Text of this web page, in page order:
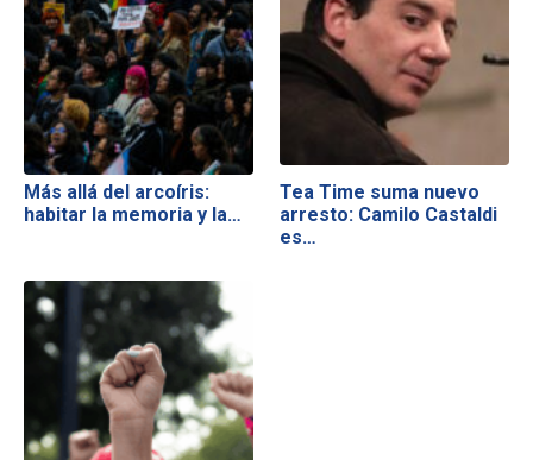
Más allá del arcoíris:
habitar la memoria y la…
Tea Time suma nuevo
arresto: Camilo Castaldi
es…